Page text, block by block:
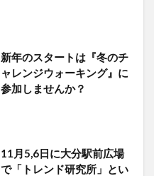
新年のスタートは『冬のチ
ャレンジウォーキング』に
参加しませんか？
11月5,6日に大分駅前広場
で「トレンド研究所」とい